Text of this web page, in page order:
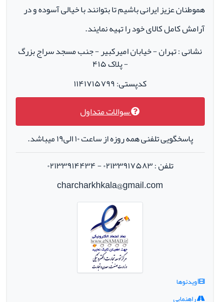
هموطنان عزیز ایرانی باشیم تا بتوانند با خیالی آسوده و در
آرامش کامل کالای خود را تهیه نمایند.
نشانی : تهران - خیابان امیرکبیر - جنب مسجد سراج بزرگ
- پلاک ۴۱۵
کدپستی: ۱۱۴۱۷۱۵۷۹۹
سوالات متداول
پاسخگویی تلفنی همه روزه از ساعت ۱۰ الی۱۹ میباشد.
تلفن : ۰۲۱۳۳۹۱۷۵۸۳ - ۰۲۱۳۳۹۱۴۴۳۴
charcharkhkala@gmail.com
ویدئوها
راهنمایی